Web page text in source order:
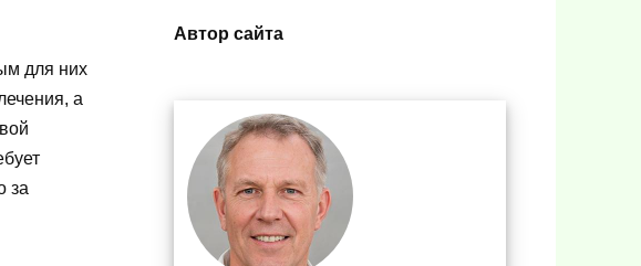
для них
а
за
Автор сайта